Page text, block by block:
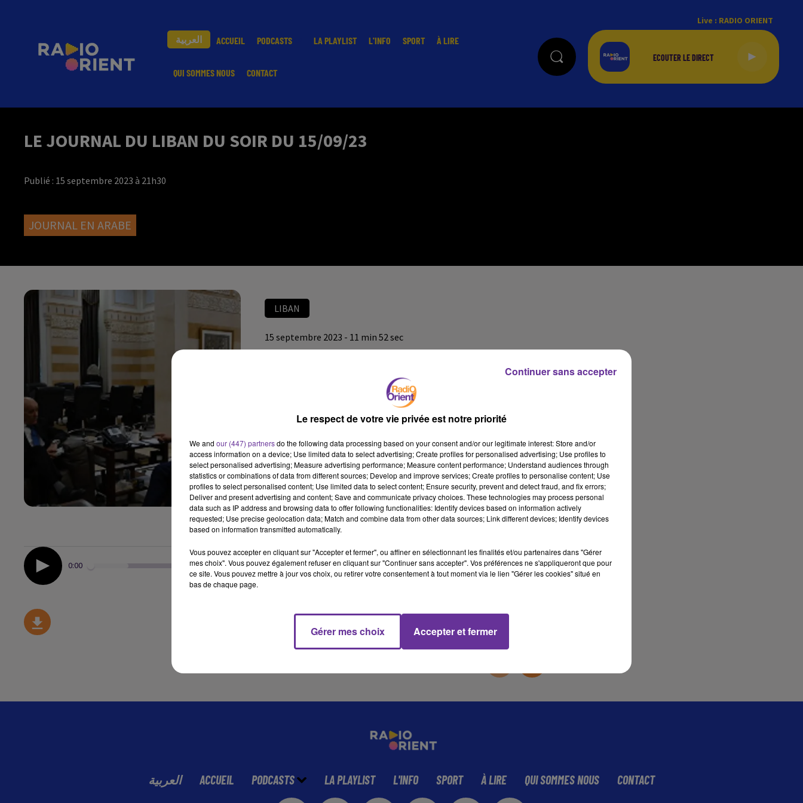
العربية ACCUEIL PODCASTS LA PLAYLIST L'INFO SPORT À LIRE
QUI SOMMES NOUS CONTACT
Live : RADIO ORIENT
LE JOURNAL DU LIBAN DU SOIR DU 15/09/23
Publié : 15 septembre 2023 à 21h30
JOURNAL EN ARABE
LIBAN
15 septembre 2023 - 11 min 52 sec
LE JOURNAL DU LIBAN DU SOIR DU 15/09/23
0:00 11 min 52 sec
العربية ACCUEIL PODCASTS LA PLAYLIST L'INFO SPORT À LIRE QUI SOMMES NOUS CONTACT
Le respect de votre vie privée est notre priorité
We and our (447) partnersdo the following data processing based on your consent and/or our legitimate interest: Store and/or
access information on a device; Use limited data to select advertising; Create profiles for personalised advertising; Use profiles to
select personalised advertising; Measure advertising performance; Measure content performance; Understand audiences through
statistics or combinations of data from different sources; Develop and improve services; Create profiles to personalise content; Use
profiles to select personalised content; Use limited data to select content; Ensure security, prevent and detect fraud, and fix errors;
Deliver and present advertising and content; Save and communicate privacy choices. These technologies may process personal
data such as IP address and browsing data to offer following functionalities: Identify devices based on information actively
requested; Use precise geolocation data; Match and combine data from other data sources; Link different devices; Identify devices
based on information transmitted automatically.
Vous pouvez accepter en cliquant sur "Accepter et fermer", ou affiner en sélectionnant les finalités et/ou partenaires dans "Gérer
mes choix". Vous pouvez également refuser en cliquant sur "Continuer sans accepter". Vos préférences ne s'appliqueront que pour
ce site. Vous pouvez mettre à jour vos choix, ou retirer votre consentement à tout moment via le lien "Gérer les cookies" situé en
bas de chaque page.
Gérer mes choix Accepter et fermer
Continuer sans accepter